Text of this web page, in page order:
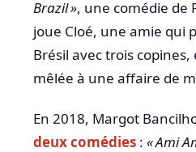
Brazil », une comédie de
joue Cloé, une amie qui
Brésil avec trois
mêlée à une affaire de
En 2018, Margot
deux comédies : « Ami